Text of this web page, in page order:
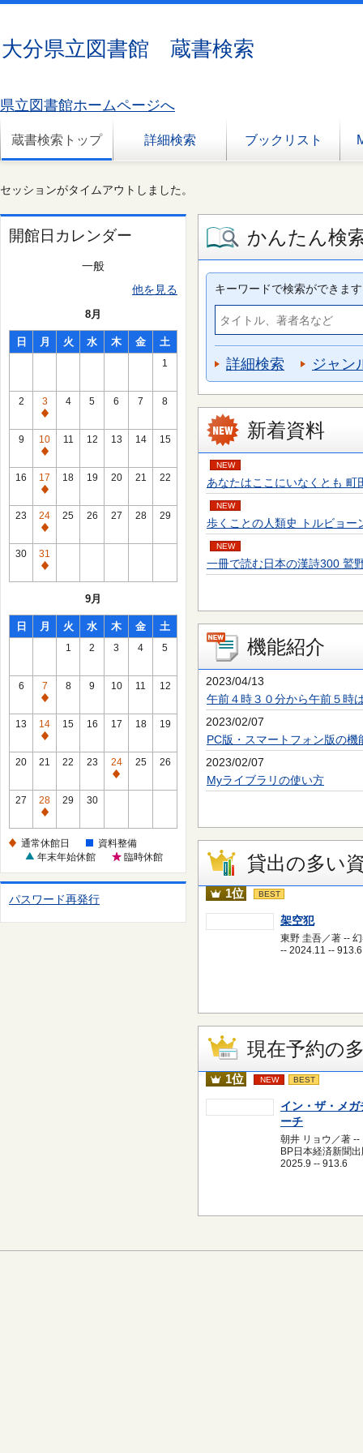
大分県立図書館 蔵書検索
県立図書館ホームページへ
蔵書検索トップ 詳細検索 ブックリスト
セッションがタイムアウトしました。
開館日カレンダー
一般
他を見る
8月
日 月 火 水 木 金 土
1
2
3
通
常
休
館
日
4 5 6 7 8
9
10
通
常
休
館
日
11 12 13 14 15
16
17
通
常
休
館
日
18 19 20 21 22
23
24
通
常
休
館
25 26 27 28 29
30
31
通
館
日
9月
日 月 火 水 木 金 土
1 2 3 4 5
6
7
通
常
休
館
8 9 10 11 12
13
14
通
常
館
日
15 16 17 18 19
20 21 22 23
24
通
館
日
25 26
27
28
通
休
日
29 30
通常休館日
資料整備
年末年始休館
臨時休館
パスワード再発行
かんたん検
キーワードで検索ができます
詳細検索 ジャン
新着資料
NEW
あなたはここにいなくとも
NEW
歩くことの人類史 トルビョ
NEW
一冊で読む日本の漢詩300 鷲
機能紹介
2023/04/13
午前４時３０分から午前５時
2023/02/07
PC版・スマートフォン版の機
2023/02/07
Myライブラリの使い方
貸出の多い
1位 BEST
架空犯
東野 圭吾／著 --
-- 2024.11 -- 913.6
現在予約の
1位 NEW BEST
イン・ザ・メガ
ーチ
朝井 リョウ／著 --
BP日本経済新聞
2025.9 -- 913.6